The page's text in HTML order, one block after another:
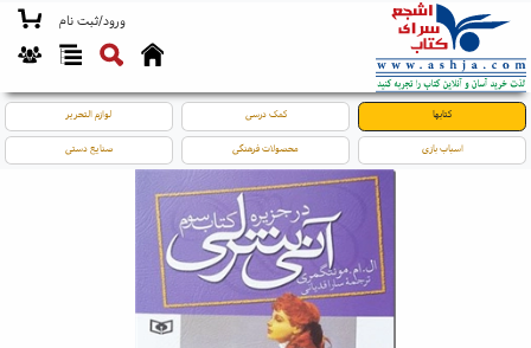
ورود/ثبت نام
کتابها کمک درسی لوازم التحریر
اسباب بازی محصولات فرهنگی صنایع دستی